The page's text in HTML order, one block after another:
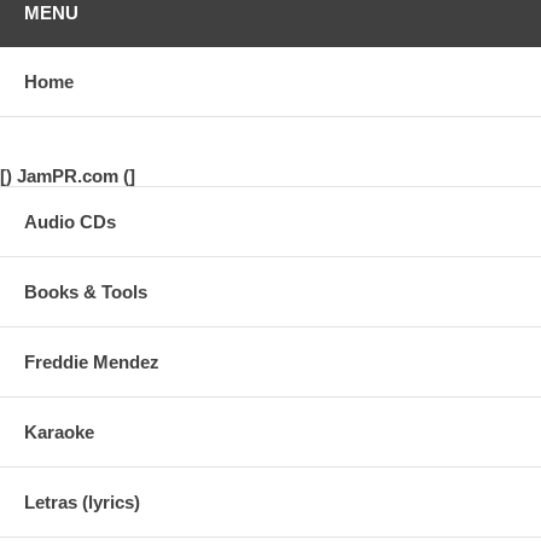
(data) o impresos en papel por correo regular.
MENU
Home
[) JamPR.com (]
Audio CDs
Books & Tools
Freddie Mendez
Karaoke
Letras (lyrics)